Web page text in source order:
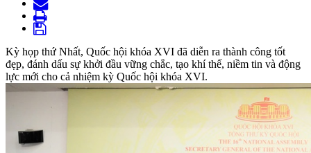
Kỳ họp thứ Nhất, Quốc hội khóa XVI đã diễn ra thành công tốt
đẹp, đánh dấu sự khởi đầu vững chắc, tạo khí thế, niềm tin và động
lực mới cho cả nhiệm kỳ Quốc hội khóa XVI.